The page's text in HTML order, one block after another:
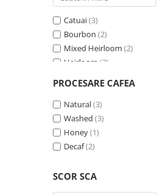
Caldas(1)
Catuai(3)
Bourbon (2)
Mixed Heirloom (2)
Heirloom (2)
Caturra (1)
Vila Sarchi
Excelso Caturra
PROCESARE CAFEA
Natural(3)
Washed (3)
Honey(1)
Decaf(2)
SCOR SCA